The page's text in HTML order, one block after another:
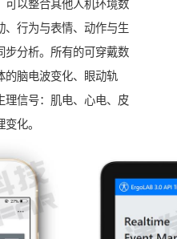
可以整合其他人机环境数
、行为与表情、动作与生
步分析。所有的可穿戴数
的脑电波变化、眼动轨
理信号：肌电、心电、皮
化。